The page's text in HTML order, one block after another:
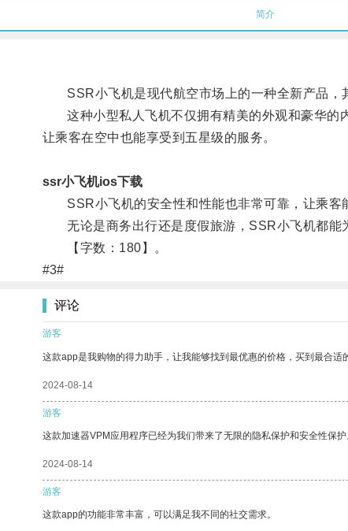
简介
SSR小飞机是现代航空市场上的一种全新产品，
这种小型私人飞机不仅拥有精美的外观和豪华的内
让乘客在空中也能享受到五星级的服务。
ssr小飞机ios下载
SSR小飞机的安全性和性能也非常可靠，让乘客
无论是商务出行还是度假旅游，SSR小飞机都能
【字数：180】。
#3#
评论
游客
这款app是我购物的得力助手，让我能够找到最优惠的价格，买到最合适
2024-08-14
游客
这款加速器VPM应用程序已经为我们带来了无限的隐私保护和安全性保护
2024-08-14
游客
这款app的功能非常丰富，可以满足我不同的社交需求。